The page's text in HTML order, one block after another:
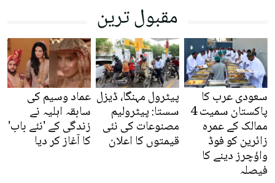
مقبول ترین
سعودی عرب کا
پاکستان سمیت 4
ممالک کے عمرہ
زائرین کو فوڈ
واؤچرز دینے کا
فیصلہ
پیٹرول مہنگا، ڈیزل
سستا: پیٹرولیم
مصنوعات کی نئی
قیمتوں کا اعلان
عماد وسیم کی
سابقہ اہلیہ نے
زندگی کے 'نئے باب'
کا آغاز کر دیا